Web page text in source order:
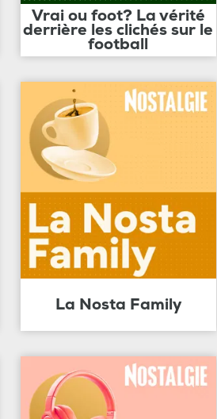
Vrai ou foot? La vérité
derrière les clichés sur le
football
La Nosta Family